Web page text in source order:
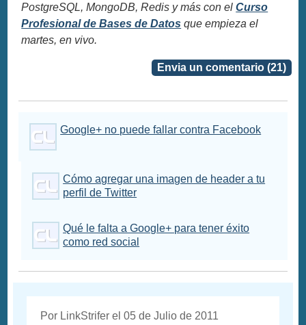
PostgreSQL, MongoDB, Redis y más con elCurso
Profesional de Bases de Datos que empieza el
martes, en vivo.
Envia un comentario (21)
Google+ no puede fallar contra Facebook
Cómo agregar una imagen de header a tu
perfil de Twitter
Qué le falta a Google+ para tener éxito
como red social
Por LinkStrifer el 05 de Julio de 2011